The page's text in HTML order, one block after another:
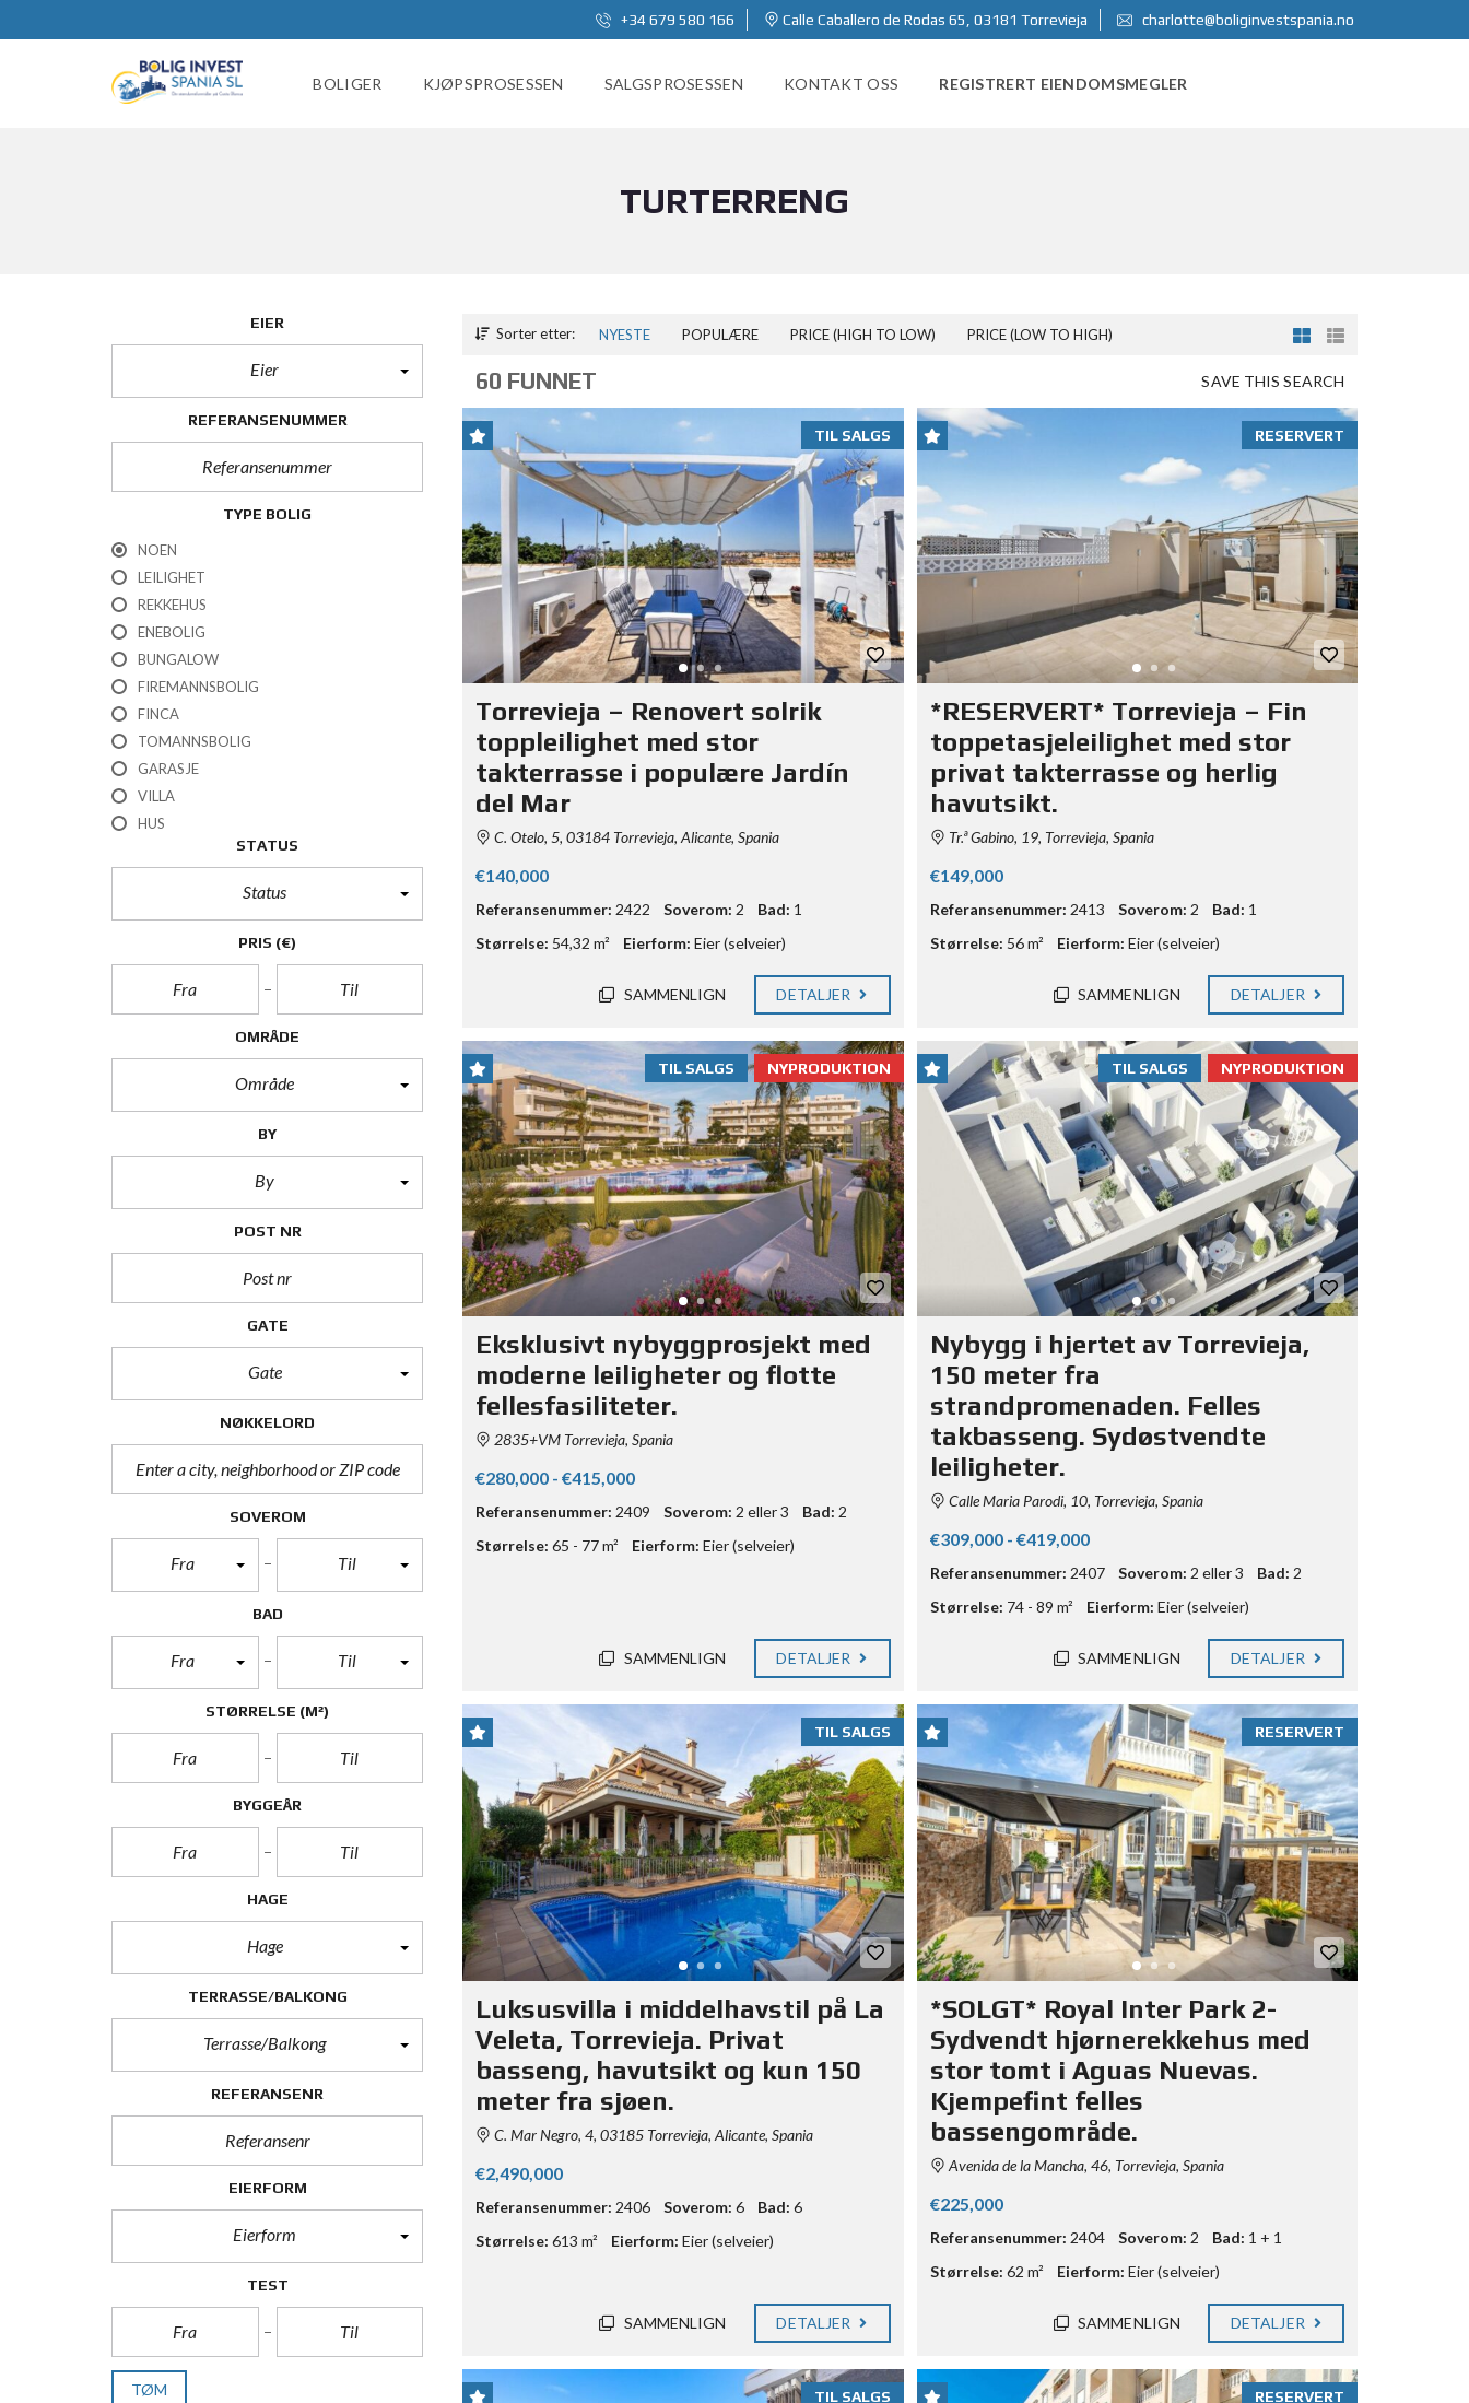
+34 679 580 166 Calle Caballero de Rodas 65, 03181 Torrevieja charlotte@boliginvestspania.no
BOLIGER KJØPSPROSESSEN SALGSPROSESSEN KONTAKT OSS REGISTRERT EIENDOMSMEGLER
TURTERRENG
EIER
Eier
REFERANSENUMMER
TYPE BOLIG
NOEN
LEILIGHET
REKKEHUS
ENEBOLIG
BUNGALOW
FIREMANNSBOLIG
FINCA
TOMANNSBOLIG
GARASJE
VILLA
HUS
STATUS
Status
PRIS (€)
OMRÅDE
Område
BY
By
POST NR
GATE
Gate
NØKKELORD
SOVEROM
Fra Til
BAD
Fra Til
STØRRELSE (M²)
BYGGEÅR
HAGE
Hage
TERRASSE/BALKONG
Terrasse/Balkong
REFERANSENR
EIERFORM
Eierform
TEST
TØM
Sorter etter: NYESTE POPULÆRE PRICE (HIGH TO LOW) PRICE (LOW TO HIGH)
SAVE THIS SEARCH
60 FUNNET
TIL SALGS
Torrevieja – Renovert solrik
toppleilighet med stor
takterrasse i populære Jardín
del Mar
C. Otelo, 5, 03184 Torrevieja, Alicante, Spania
€140,000
Referansenummer: 2422 Soverom: 2 Bad: 1
Størrelse: 54,32 m² Eierform: Eier (selveier)
SAMMENLIGN DETALJER
RESERVERT
*RESERVERT* Torrevieja – Fin
toppetasjeleilighet med stor
privat takterrasse og herlig
havutsikt.
Tr.ª Gabino, 19, Torrevieja, Spania
€149,000
Referansenummer: 2413 Soverom: 2 Bad: 1
Størrelse: 56 m² Eierform: Eier (selveier)
SAMMENLIGN DETALJER
NYPRODUKTION
TIL SALGS
Eksklusivt nybyggprosjekt med
moderne leiligheter og flotte
fellesfasiliteter.
2835+VM Torrevieja, Spania
€280,000 - €415,000
Referansenummer: 2409 Soverom: 2 eller 3 Bad: 2
Størrelse: 65 - 77 m² Eierform: Eier (selveier)
SAMMENLIGN DETALJER
NYPRODUKTION
TIL SALGS
Nybygg i hjertet av Torrevieja,
150 meter fra
strandpromenaden. Felles
takbasseng. Sydøstvendte
leiligheter.
Calle Maria Parodi, 10, Torrevieja, Spania
€309,000 - €419,000
Referansenummer: 2407 Soverom: 2 eller 3 Bad: 2
Størrelse: 74 - 89 m² Eierform: Eier (selveier)
SAMMENLIGN DETALJER
TIL SALGS
Luksusvilla i middelhavstil på La
Veleta, Torrevieja. Privat
basseng, havutsikt og kun 150
meter fra sjøen.
C. Mar Negro, 4, 03185 Torrevieja, Alicante, Spania
€2,490,000
Referansenummer: 2406 Soverom: 6 Bad: 6
Størrelse: 613 m² Eierform: Eier (selveier)
SAMMENLIGN DETALJER
RESERVERT
*SOLGT* Royal Inter Park 2-
Sydvendt hjørnerekkehus med
stor tomt i Aguas Nuevas.
Kjempefint felles
bassengområde.
Avenida de la Mancha, 46, Torrevieja, Spania
€225,000
Referansenummer: 2404 Soverom: 2 Bad: 1 + 1
Størrelse: 62 m² Eierform: Eier (selveier)
SAMMENLIGN DETALJER
TIL SALGS RESERVERT